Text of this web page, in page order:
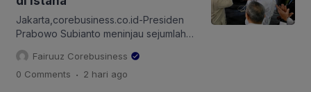
mengemuka pada Gaikindo Indonesia
International Auto Show (GIIAS) 2026.
Hal tersebut sejalan dengan pesan
Menteri Perindustrian (Menperin), Agus
[…]
Jakarta,corebusiness.co.id-Presiden
Prabowo Subianto meninjau sejumlah
hasil riset dan inovasi yang
dikembangkan Badan Riset dan Inovasi
Nasional (BRIN) sebelum menemui
Fairuuz Corebusiness
0 Comments . 2 hari ago